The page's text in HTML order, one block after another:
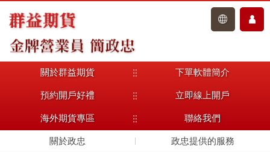
主選單
關於群益期貨 下單軟體簡介
預約開戶好禮 立即線上開戶
海外期貨專區 聯絡我們
關於政忠 政忠提供的服務